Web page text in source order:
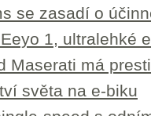
se zasadí o
1, ultralehké
Maserati má
světa na e-biku